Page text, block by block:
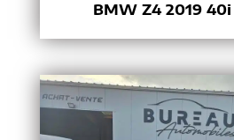
BMW Z4 2019 40i